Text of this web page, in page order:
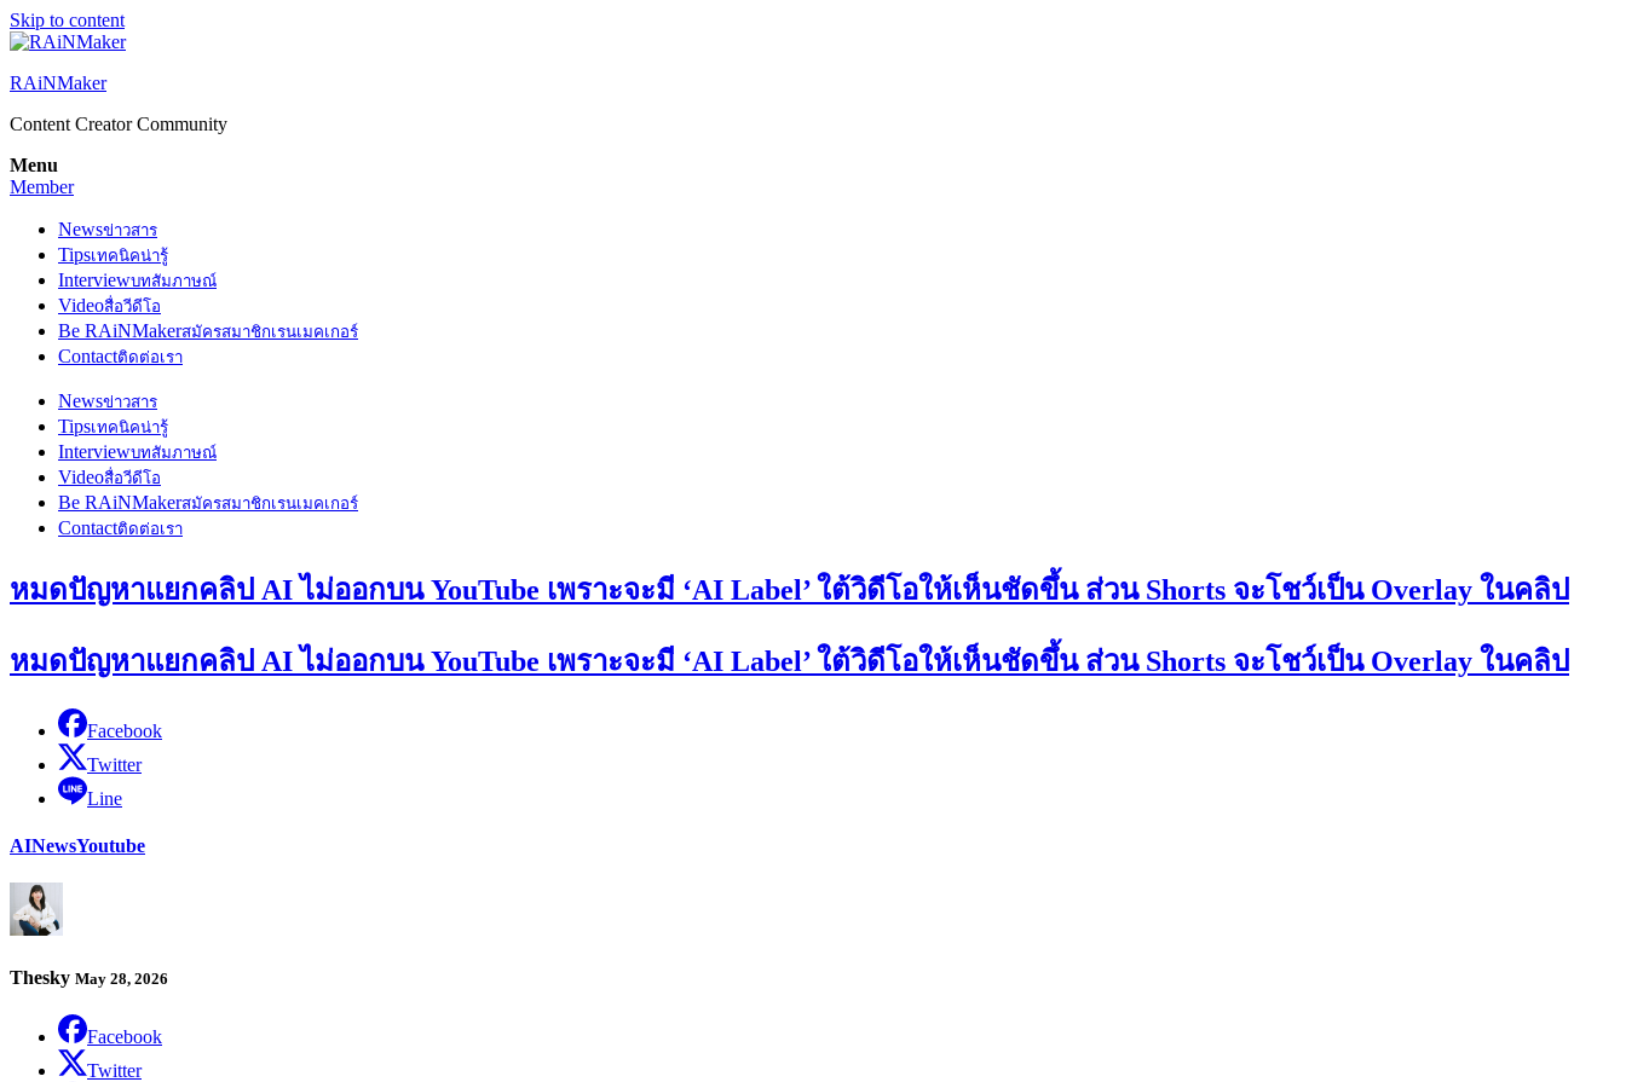
Skip to content
RAiNMaker
Content Creator Community
Menu
Member
Newsข่าวสาร
Tipsเทคนิคน่ารู้
Interviewบทสัมภาษณ์
Videoสื่อวีดีโอ
Be RAiNMakerสมัครสมาชิกเรนเมคเกอร์
Contactติดต่อเรา
Newsข่าวสาร
Tipsเทคนิคน่ารู้
Interviewบทสัมภาษณ์
Videoสื่อวีดีโอ
Be RAiNMakerสมัครสมาชิกเรนเมคเกอร์
Contactติดต่อเรา
หมดปัญหาแยกคลิป AI ไม่ออกบน YouTube เพราะจะมี ‘AI Label’ ใต้วิดีโอให้เห็นชัดขึ้น ส่วน Shorts จะโชว์เป็น Overlay ในคลิป
หมดปัญหาแยกคลิป AI ไม่ออกบน YouTube เพราะจะมี ‘AI Label’ ใต้วิดีโอให้เห็นชัดขึ้น ส่วน Shorts จะโชว์เป็น Overlay ในคลิป
Facebook
Twitter
Line
AINewsYoutube
Thesky May 28, 2026
Facebook
Twitter